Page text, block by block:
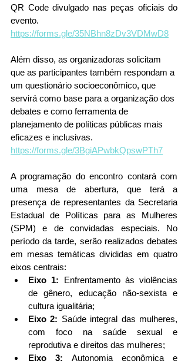
QR Code divulgado nas peças oficiais do
evento.
https://forms.gle/35NBhn8zDv3VDMwD8
Além disso, as organizadoras solicitam
que as participantes também respondam a
um questionário socioeconômico, que
servirá como base para a organização dos
debates e como ferramenta de
planejamento de políticas públicas mais
eficazes e inclusivas.
https://forms.gle/3BgiAPwbkQpswPTh7
A programação do encontro contará com
uma mesa de abertura, que terá a
presença de representantes da Secretaria
Estadual de Políticas para as Mulheres
(SPM) e de convidadas especiais. No
período da tarde, serão realizados debates
em mesas temáticas divididas em quatro
eixos centrais:
Eixo 1: Enfrentamento às violências
de gênero, educação não-sexista e
cultura igualitária;
Eixo 2: Saúde integral das mulheres,
com foco na saúde sexual e
reprodutiva e direitos das mulheres;
Eixo 3: Autonomia econômica e